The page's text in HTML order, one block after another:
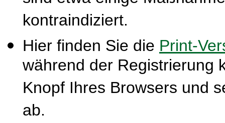
kontraindiziert.
Hier finden Sie die Print-
während der Registrierung
Knopf Ihres Browsers und
ab.